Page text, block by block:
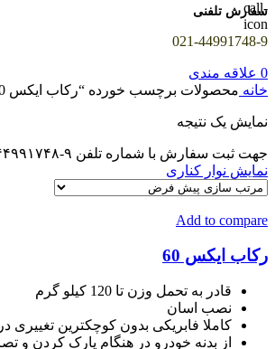
سفارش تلفنی
021-44991748-9
0 علاقه مندی
خانه محصولات برچسب خورده “رکاب ایکس 60”
نمایش یک نتیجه
جهت ثبت سفارش با شماره تلفن ۹-۴۴۹۹۱۷۴۸-۰۲۱ تماس بگیرید.
نمایش نوار کناری
Add to compare
رکاب ایکس 60
قادر به تحمل وزن تا 120 کیلو گرم
نصب اسان
کاملا فابریکی بدون کوچکترین تغییری
از بدنه خودرو در هنگام پارک کردن و